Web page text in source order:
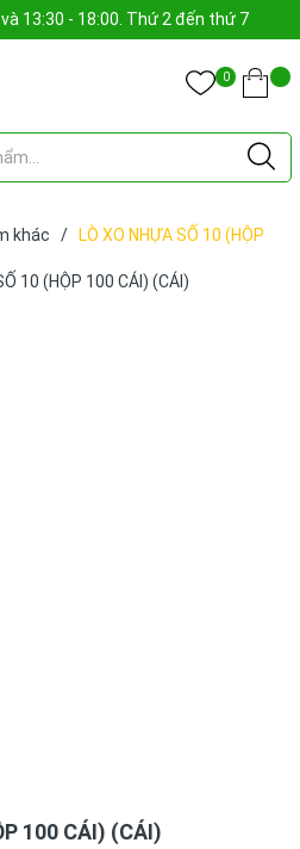
13:30 - 18:00. Thứ 2 đến thứ 7
0
khác /
LÒ XO NHỰA SỐ 10 (HỘP
100 CÁI) (CÁI)